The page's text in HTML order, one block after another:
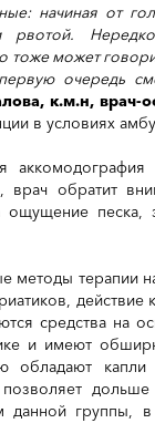
начиная от
рвотой.
тоже может
очередь
к.м.н, врач-
в условиях
обратит
песка,
методы терапии
средства на
и имеют
обладают
данной группы,